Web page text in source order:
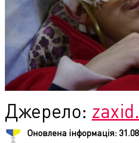
Джерело:
Оновлена інформація: